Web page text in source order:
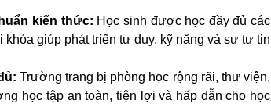
kiến thức: Học sinh được học đầy đủ các
giúp phát triển tư duy, kỹ năng và sự tự tin
Trường trang bị phòng học rộng rãi, thư viện,
học tập an toàn, tiện lợi và hấp dẫn cho học